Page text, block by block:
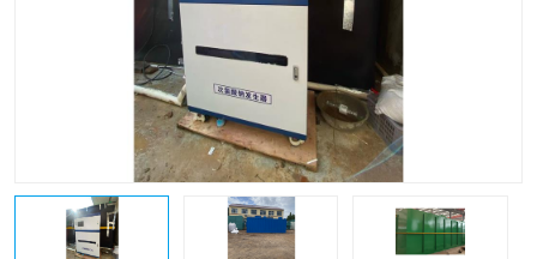
养殖污水处理设备 屠宰污水处理设备
一体化污水处理设备 食品制造业污水处理设备
医院辐射污水衰变池